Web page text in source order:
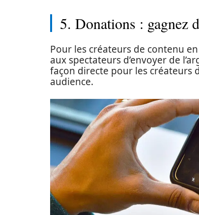
5. Donations : gagnez
Pour les créateurs de contenu
aux spectateurs d’envoyer de
façon directe pour les créateurs
audience.